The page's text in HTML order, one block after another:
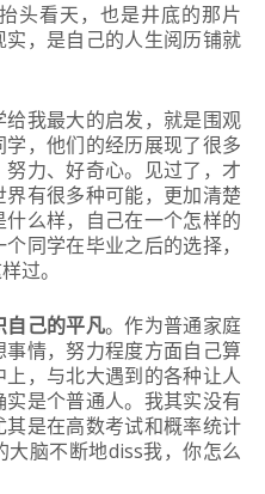
头看天，也是井底的那片
，是自己的人生阅历铺就
我最大的启发，就是围观
，他们的经历展现了很多
力、好奇心。 见过了，才
有很多种可能，更加清楚
么样，自己在一个怎样的
同学在毕业之后的选择，
过。
自己的平凡。作为普通家庭
情，努力程度方面自己算
，与北大遇到的各种让人
是个普通人。 我其实没有
是在高数考试和概率统计
脑不断地diss我，你怎么